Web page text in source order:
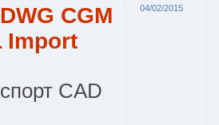
CGM
Import
CAD
04/02/2015